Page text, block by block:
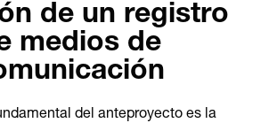
de un registro
medios de
del anteproyecto es la